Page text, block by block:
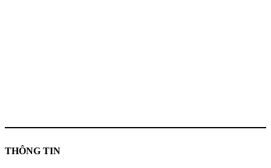
THÔNG TIN